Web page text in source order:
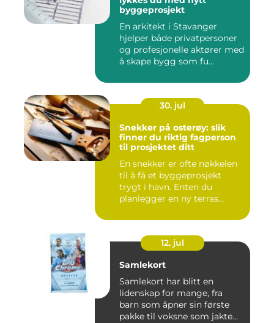
byggeprosjekt
En arkitekt i Stavanger
hjelper både privatpersoner
og profesjonelle aktører med
å skape bygg som fu...
30. jul
Snekker på osterøy: slik
finner du riktig fagperson
til prosjektet ditt
En snekker er ofte nøkkelen
til å få et byggeprosjekt
trygt i havn. Enten du
planlegger en ny terras...
12. jul
Samlekort
Samlekort har blitt en
lidenskap for mange, fra
barn som åpner sin første
pakke til voksne som jakte...